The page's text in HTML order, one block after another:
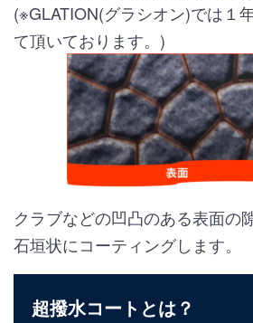
(※GLATION(グラシオン)では１
て頂いております。)
クラブなどの凹凸のある表面の
石垣状にコーティングします。
超撥水コートとは？